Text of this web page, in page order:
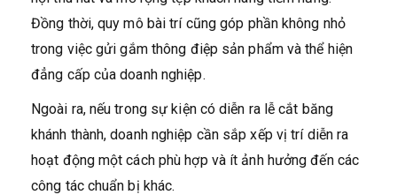
Đồng thời, quy mô bài trí cũng góp phần không nhỏ
trong việc gửi gắm thông điệp sản phẩm và thể hiện
đẳng cấp của doanh nghiệp.
Ngoài ra, nếu trong sự kiện có diễn ra lễ cắt băng
khánh thành, doanh nghiệp cần sắp xếp vị trí diễn ra
hoạt động một cách phù hợp và ít ảnh hưởng đến các
công tác chuẩn bị khác.